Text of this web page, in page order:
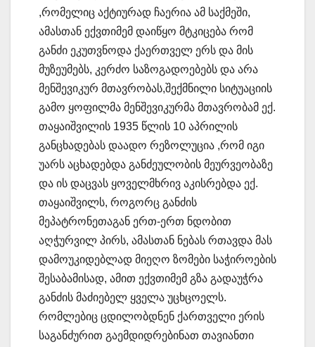
,რომელიც აქტიურად ჩაერია ამ საქმეში,
ამასთან ექვთიმემ დაიწყო მტკიცება რომ
განძი ეკუთვნოდა ქაერთველ ერს და მის
მუზეუმებს, კერძო საზოგადოებებს და არა
მენშევიკურ მთავრობას,შექმნილი სიტუაციის
გამო ყოფილმა მენშევიკურმა მთავრობამ ექ.
თაყაიშვილის 1935 წლის 10 აპრილის
განცხადებას დაადო რეზოლუცია ,რომ იგი
უარს აცხადებდა განძეულობის მეურვეობაზე
და ის დაცვას ყოველმხრივ აკისრებდა ექ.
თაყაიშვილს, როგორც განძის
მეპატრონეთაგან ერთ-ერთ ნდობით
აღჭურვილ პირს, ამასთან ნებას რთავდა მას
დამოუკიდებლად მიეღო ზომები საჭიროების
შესაბამისად, ამით ექვთიმემ გზა გადაუჭრა
განძის მაძიებელ ყველა უცხცოელს.
რომლებიც ცდილობდნენ ქართველი ერის
საგანძურით გაემდიდრებინათ თავიანთი